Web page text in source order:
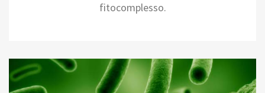
fitocomplesso.